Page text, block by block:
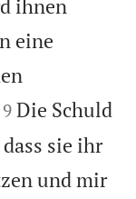
ihnen
eine


9 Die Schuld
sie ihr
und mir